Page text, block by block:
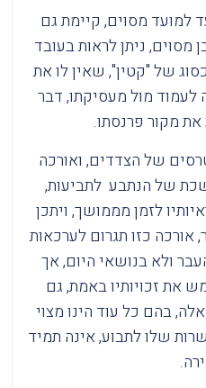
למועד מסוים, קיימת גם
ניתן לראות בעובד
של "קטין", שאין לו את
מול מעסיקתו, דבר
מקור פרנסתו.
של הצדדים, ואורכה
של הנתבע לתביעות,
לזמן מממושך, ויתכן
אורכה כזו תגרום לערכאות
ולא בנושאי היום, אך
את זכויותיו באמת, גם
בהם כל עוד הינו מצוי
שלו לתבוע, אינה תמיד